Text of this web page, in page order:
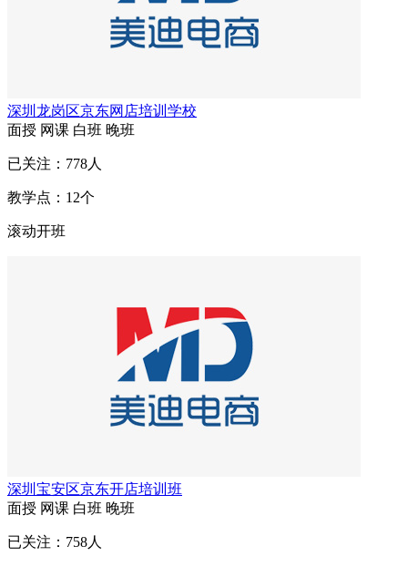
深圳龙岗区京东网店培训学校
面授 网课 白班 晚班
已关注： 778人
教学点： 12个
滚动开班
深圳宝安区京东开店培训班
面授 网课 白班 晚班
已关注： 758人